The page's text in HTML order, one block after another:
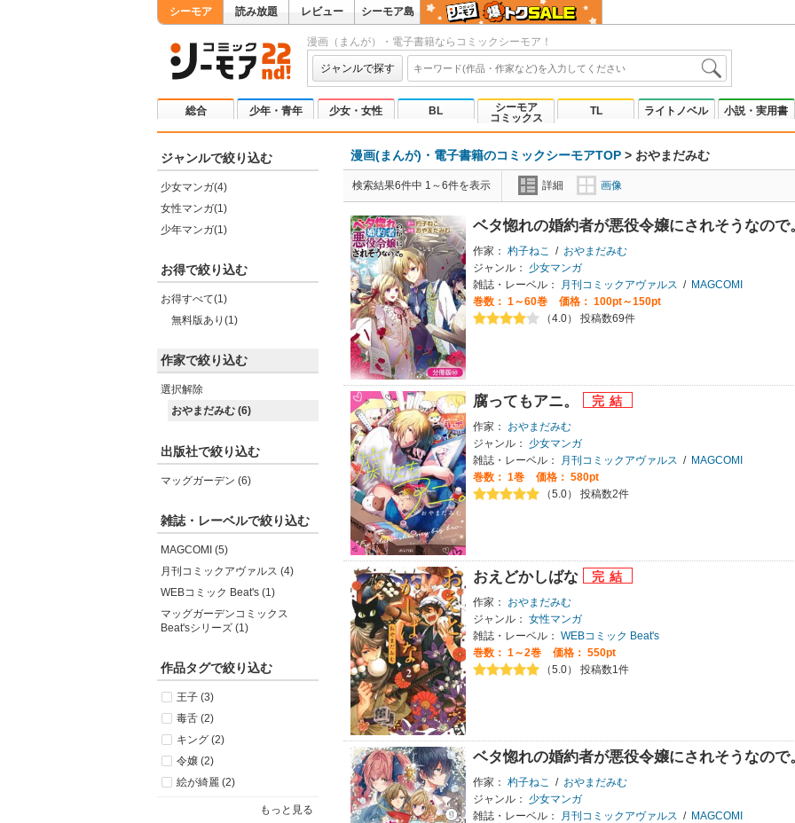
シーモア 読み放題 レビュー シーモア島
漫画（まんが）・電子書籍ならコミックシーモア！
ジャンルで探す
総合 少年・青年 少女・女性 BL
シーモア
コミックス
TL ライトノベル 小説・実用書
ジャンルで絞り込む
少女マンガ(4)
女性マンガ(1)
少年マンガ(1)
お得で絞り込む
お得すべて(1)
無料版あり(1)
作家で絞り込む
選択解除
おやまだみむ (6)
出版社で絞り込む
マッグガーデン (6)
雑誌・レーベルで絞り込む
MAGCOMI (5)
月刊コミックアヴァルス (4)
WEBコミック Beat's (1)
マッグガーデンコミックス
Beat'sシリーズ (1)
作品タグで絞り込む
王子 (3)
毒舌 (2)
キング (2)
令嬢 (2)
絵が綺麗 (2)
もっと見る
漫画(まんが)・電子書籍のコミックシーモアTOP > おやまだみむ
検索結果6件中 1～6件を表示 詳細 画像
ベタ惚れの婚約者が悪役令嬢にされそうなの
作家： 杓子ねこ / おやまだみむ
ジャンル：
少女マンガ
雑誌・レーベル：
月刊コミックアヴァルス /
MAGCOMI
巻数： 1～60巻
価格： 100pt～150pt
（4.0） 投稿数69件
腐ってもアニ。
作家：
おやまだみむ
ジャンル：
少女マンガ
雑誌・レーベル：
月刊コミックアヴァルス / MAGCOMI
巻数： 1巻
価格： 580pt
（5.0） 投稿数2件
おえどかしばな
作家：
おやまだみむ
ジャンル： 女性マンガ
雑誌・レーベル： WEBコミック Beat's
巻数： 1～2巻
価格： 550pt
（5.0） 投稿数1件
ベタ惚れの婚約者が悪役令嬢にされそうなので
作家： 杓子ねこ / おやまだみむ
ジャンル：
少女マンガ
雑誌・レーベル：
月刊コミックアヴァルス / MAGCOMI